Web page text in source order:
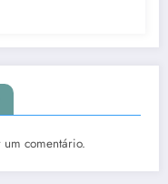
comentário.